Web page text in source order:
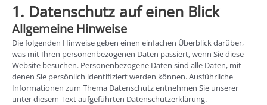
1. Datenschutz auf einen Blick
Allgemeine Hinweise
Die folgenden Hinweise geben einen einfachen Überblick darüber,
was mit Ihren personenbezogenen Daten passiert, wenn Sie diese
Website besuchen. Personenbezogene Daten sind alle Daten, mit
denen Sie persönlich identifiziert werden können. Ausführliche
Informationen zum Thema Datenschutz entnehmen Sie unserer
unter diesem Text aufgeführten Datenschutzerklärung.